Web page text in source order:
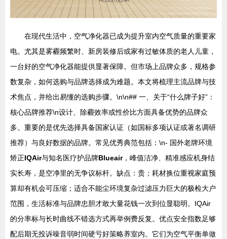
在现代生活中，空气净化器已成为提升室内空气质量的重要家
电。尤其是雾霾频繁时、新房装修后或家有过敏体质的老人儿童，
一台好的空气净化器能提供显著保障。但市场上品牌众多，规格参
数复杂，如何选购与品牌选择成为难题。本文将梳理主流品牌与技
术焦点，并给出易懂的选购步骤。\n\n## 一、关于“什么牌子好”：
核心品牌推荐\n设计、除霾效率或性价比方面具备优势的品牌众
多。重要的是优先选择具备国家认证（如国标多项认证或著名调研
推荐）与良好数据的品牌。常见优秀典范包括：\n- 国外老牌环境
矫正IQAir与知名医疗护品牌Blueair，峰值洁净、精准感应机身结
实长寿，是空净里的无争议标杆。缺点：贵；耗材换位重视家庭预
算却有机会可压缩；适合不能尘环境复杂过滤压力巨大的极检大户
范围，生活标准与品牌忠胆才敢大量花钱一次到位显聪明。IQAir
的分率标与长时曲线不错选方式再举例费反复。优点安全指数足够
配后期无投诉噪音弱时间硬亏好策略养室内。它们为空气平衡单做